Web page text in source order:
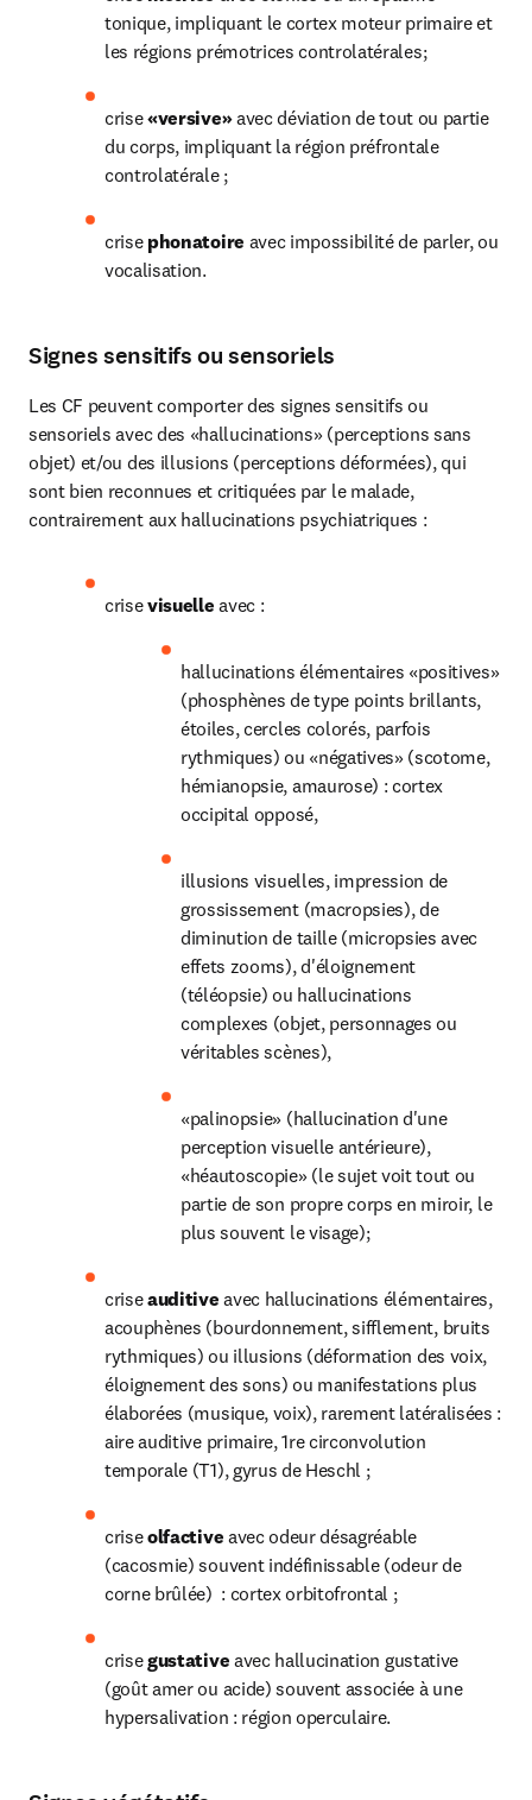
tonique, impliquant le cortex moteur primaire et
les régions prémotrices controlatérales;
crise «versive» avec déviation de tout ou partie
du corps, impliquant la région préfrontale
controlatérale ;
crise phonatoire avec impossibilité de parler, ou
vocalisation.
Signes sensitifs ou sensoriels
Les CF peuvent comporter des signes sensitifs ou
sensoriels avec des «hallucinations» (perceptions sans
objet) et/ou des illusions (perceptions déformées), qui
sont bien reconnues et critiquées par le malade,
contrairement aux hallucinations psychiatriques :
crise visuelle avec :
hallucinations élémentaires «positives»
(phosphènes de type points brillants,
étoiles, cercles colorés, parfois
rythmiques) ou «négatives» (scotome,
hémianopsie, amaurose) : cortex
occipital opposé,
illusions visuelles, impression de
grossissement (macropsies), de
diminution de taille (micropsies avec
effets zooms), d'éloignement
(téléopsie) ou hallucinations
complexes (objet, personnages ou
véritables scènes),
«palinopsie» (hallucination d'une
perception visuelle antérieure),
«héautoscopie» (le sujet voit tout ou
partie de son propre corps en miroir, le
plus souvent le visage);
crise auditive avec hallucinations élémentaires,
acouphènes (bourdonnement, sifflement, bruits
rythmiques) ou illusions (déformation des voix,
éloignement des sons) ou manifestations plus
élaborées (musique, voix), rarement latéralisées :
aire auditive primaire, 1re circonvolution
temporale (T1), gyrus de Heschl ;
crise olfactive avec odeur désagréable
(cacosmie) souvent indéfinissable (odeur de
corne brûlée)  : cortex orbitofrontal ;
crise gustative avec hallucination gustative
(goût amer ou acide) souvent associée à une
hypersalivation : région operculaire.